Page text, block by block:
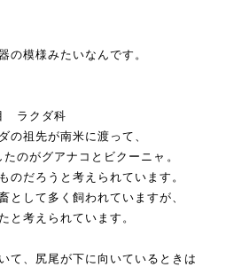
の模様みたいなんです。
ラクダ科
の祖先が南米に渡って、
のがグアナコとビクーニャ。
のだろうと考えられています。
として多く飼われていますが、
と考えられています。
て、尻尾が下に向いているときは